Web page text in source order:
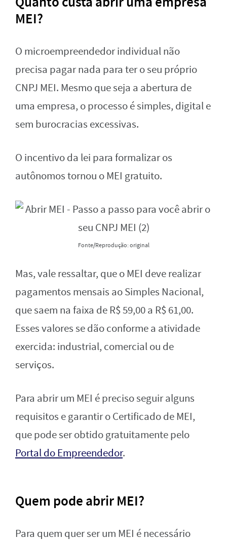
MEI?
O microempreendedor individual não
precisa pagar nada para ter o seu próprio
CNPJ MEI. Mesmo que seja a abertura de
uma empresa, o processo é simples, digital e
sem burocracias excessivas.
O incentivo da lei para formalizar os
autônomos tornou o MEI gratuito.
Fonte/Reprodução: original
Mas, vale ressaltar, que o MEI deve realizar
pagamentos mensais ao Simples Nacional,
que saem na faixa de R$ 59,00 a R$ 61,00.
Esses valores se dão conforme a atividade
exercida: industrial, comercial ou de
serviços.
Para abrir um MEI é preciso seguir alguns
requisitos e garantir o Certificado de MEI,
que pode ser obtido gratuitamente pelo
Portal do Empreendedor.
Quem pode abrir MEI?
Para quem quer ser um MEI é necessário